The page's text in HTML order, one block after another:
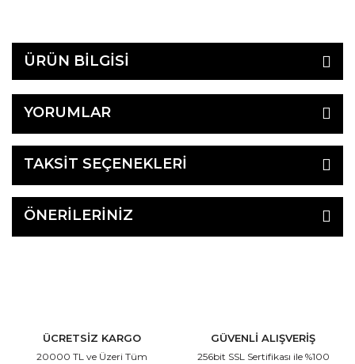
ÜRÜN BİLGİSİ
YORUMLAR
TAKSİT SEÇENEKLERİ
ÖNERİLERİNİZ
ÜCRETSİZ KARGO
20000 TL ve Üzeri Tüm
GÜVENLİ ALIŞVERİŞ
256bit SSL Sertifikası ile %100